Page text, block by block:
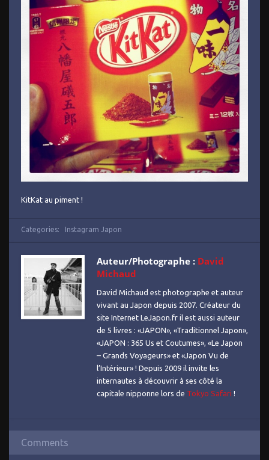
KitKat au piment !
Categories: Instagram Japon
Auteur/Photographe : David
Michaud
David Michaud est photographe et auteur
vivant au Japon depuis 2007. Créateur du
site Internet LeJapon.fr il est aussi auteur
de 5 livres : «JAPON», «Traditionnel Japon»,
«JAPON : 365 Us et Coutumes», «Le Japon
– Grands Voyageurs» et «Japon Vu de
l’Intérieur» ! Depuis 2009 il invite les
internautes à découvrir à ses côté la
capitale nipponne lors de Tokyo Safari !
Comments